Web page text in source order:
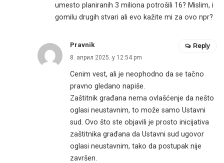
umesto planiranih 3 miliona potrošili 16? Mislim, i
gomilu drugih stvari ali evo kažite mi za ovo npr?
Pravnik
8. април 2025. у 12:54 pm
Cenim vest, ali je neophodno da se tačno
pravno gledano napiše.
Zaštitnik građana nema ovlašćenje da nešto
oglasi neustavnim, to može samo Ustavni
sud. Ovo što ste objavili je prosto inicijativa
zaštitnika građana da Ustavni sud ugovor
oglasi neustavnim, tako da postupak nije
završen.
Reply